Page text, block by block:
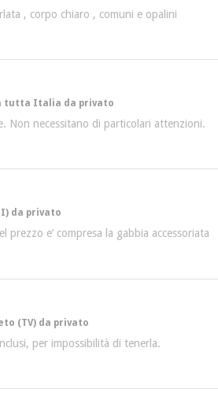
, corpo chiaro , comuni e opalini
tutta Italia da privato
Non necessitano di particolari attenzioni.
da privato
e’ compresa la gabbia accessoriata
(TV) da privato
per impossibilità di tenerla.